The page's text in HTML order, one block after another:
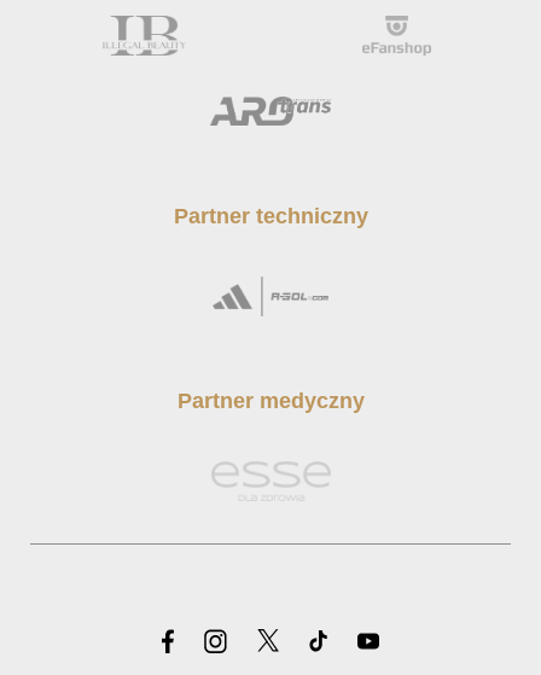
Partner techniczny
Partner medyczny